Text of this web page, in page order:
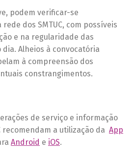
podem verificar-se
dos SMTUC, com possíveis
e na regularidade das
Alheios à convocatória
à compreensão dos
constrangimentos.
de serviço e informação
recomendam a utilização da App
Android e iOS.